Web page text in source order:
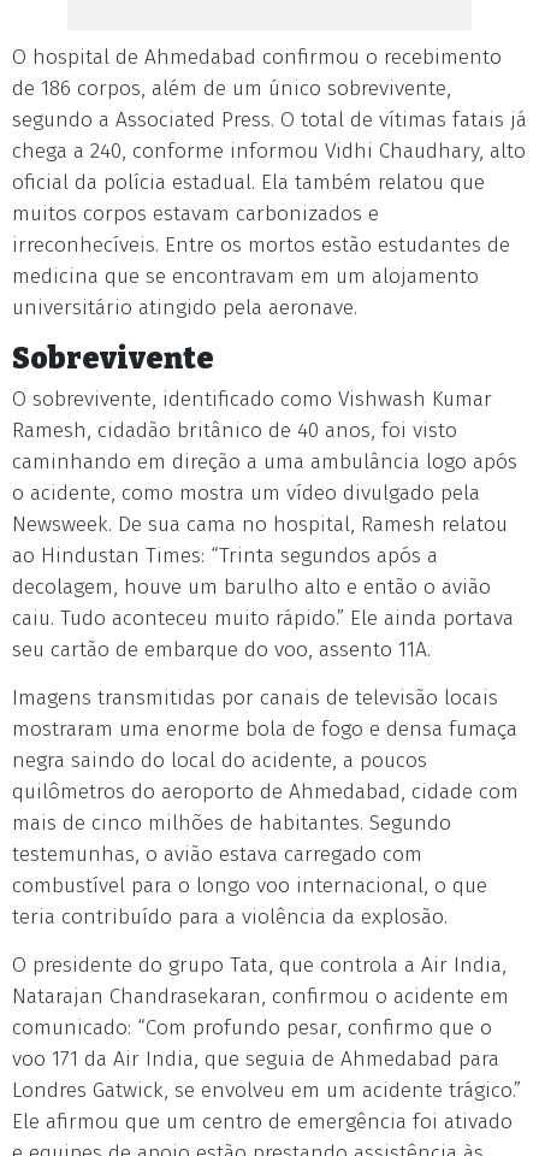
O hospital de Ahmedabad confirmou o recebimento
de 186 corpos, além de um único sobrevivente,
segundo a Associated Press. O total de vítimas fatais já
chega a 240, conforme informou Vidhi Chaudhary, alto
oficial da polícia estadual. Ela também relatou que
muitos corpos estavam carbonizados e
irreconhecíveis. Entre os mortos estão estudantes de
medicina que se encontravam em um alojamento
universitário atingido pela aeronave.
Sobrevivente
O sobrevivente, identificado como Vishwash Kumar
Ramesh, cidadão britânico de 40 anos, foi visto
caminhando em direção a uma ambulância logo após
o acidente, como mostra um vídeo divulgado pela
Newsweek. De sua cama no hospital, Ramesh relatou
ao Hindustan Times: “Trinta segundos após a
decolagem, houve um barulho alto e então o avião
caiu. Tudo aconteceu muito rápido.” Ele ainda portava
seu cartão de embarque do voo, assento 11A.
Imagens transmitidas por canais de televisão locais
mostraram uma enorme bola de fogo e densa fumaça
negra saindo do local do acidente, a poucos
quilômetros do aeroporto de Ahmedabad, cidade com
mais de cinco milhões de habitantes. Segundo
testemunhas, o avião estava carregado com
combustível para o longo voo internacional, o que
teria contribuído para a violência da explosão.
O presidente do grupo Tata, que controla a Air India,
Natarajan Chandrasekaran, confirmou o acidente em
comunicado: “Com profundo pesar, confirmo que o
voo 171 da Air India, que seguia de Ahmedabad para
Londres Gatwick, se envolveu em um acidente trágico.”
Ele afirmou que um centro de emergência foi ativado